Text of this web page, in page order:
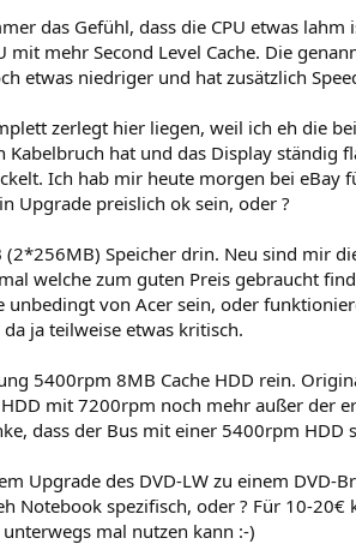
das Gefühl, dass die CPU etwas
mit mehr Second Level Cache. Die
etwas niedriger und hat zusätzlich
zerlegt hier liegen, weil ich eh die
Kabelbruch hat und das Display ständig
Ich hab mir heute morgen bei eBay
Upgrade preislich ok sein, oder ?
Speicher drin. Neu sind mir
welche zum guten Preis gebraucht
unbedingt von Acer sein, oder
ja teilweise etwas kritisch.
5400rpm 8MB Cache HDD rein.
mit 7200rpm noch mehr außer der
dass der Bus mit einer 5400rpm HDD
Upgrade des DVD-LW zu einem DVD-
Notebook spezifisch, oder ? Für 10-
mal nutzen kann :-)